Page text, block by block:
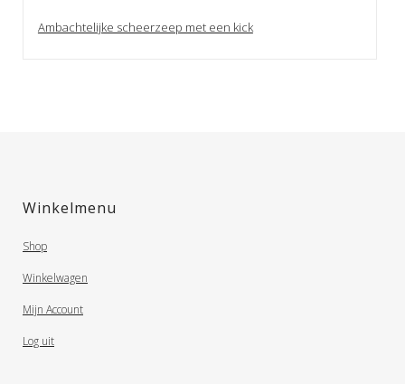
Ambachtelijke scheerzeep met een kick
Winkelmenu
Shop
Winkelwagen
Mijn Account
Log uit